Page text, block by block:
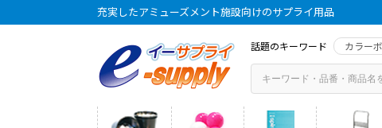
充実したアミューズメント施設向けのサプライ用品
話題のキーワード カラー